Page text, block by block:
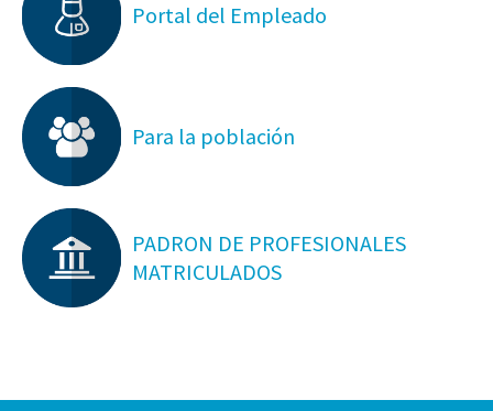
Portal del Empleado
Para la población
PADRON DE PROFESIONALES
MATRICULADOS